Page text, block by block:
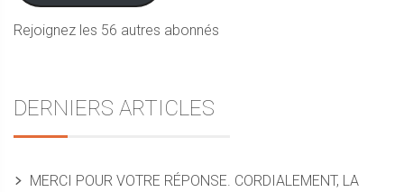
Rejoignez les 56 autres abonnés
DERNIERS ARTICLES
MERCI POUR VOTRE RÉPONSE. CORDIALEMENT, LA